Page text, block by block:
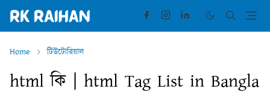
Home টিউটোরিয়াল
html কি | html Tag List in Bangla